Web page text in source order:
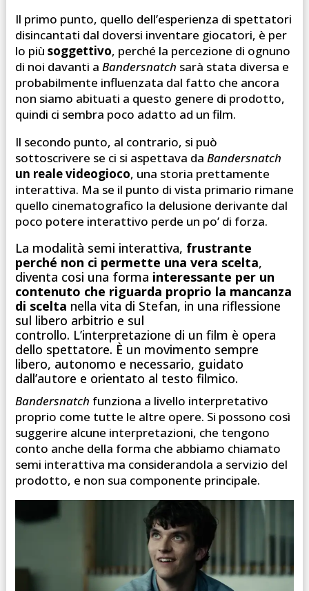
Il primo punto, quello dell’esperienza di spettatori
disincantati dal doversi inventare giocatori, è per
lo più soggettivo, perché la percezione di ognuno
di noi davanti a Bandersnatch sarà stata diversa e
probabilmente influenzata dal fatto che ancora
non siamo abituati a questo genere di prodotto,
quindi ci sembra poco adatto ad un film.
Il secondo punto, al contrario, si può
sottoscrivere se ci si aspettava da Bandersnatch
un reale videogioco, una storia prettamente
interattiva. Ma se il punto di vista primario rimane
quello cinematografico la delusione derivante dal
poco potere interattivo perde un po’ di forza.
La modalità semi interattiva, frustrante
perché non ci permette una vera scelta,
diventa cosi una forma interessante per un
contenuto che riguarda proprio la mancanza
di scelta nella vita di Stefan, in una riflessione
sul libero arbitrio e sul
controllo. L’interpretazione di un film è opera
dello spettatore. È un movimento sempre
libero, autonomo e necessario, guidato
dall’autore e orientato al testo filmico.
Bandersnatch funziona a livello interpretativo
proprio come tutte le altre opere. Si possono così
suggerire alcune interpretazioni, che tengono
conto anche della forma che abbiamo chiamato
semi interattiva ma considerandola a servizio del
prodotto, e non sua componente principale.